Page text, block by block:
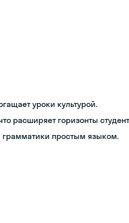
уроки культурой.
расширяет горизонты
грамматики простым языком.